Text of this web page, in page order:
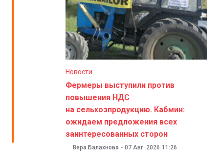
Новости
Фермеры выступили против
повышения НДС
на сельхозпродукцию. Кабмин:
ожидаем предложения всех
заинтересованных сторон
Вера Балахнова - 07 Авг. 2026 11:26